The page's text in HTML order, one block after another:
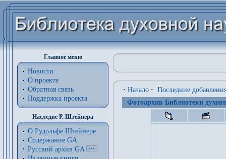
Главное меню
Новости
О проекте
Обратная связь
Поддержка проекта
Наследие Р. Штейнера
О Рудольфе Штейнере
Содержание GA
Русский архив GA
· Начало · Последние
Фотоархив Библиотеки